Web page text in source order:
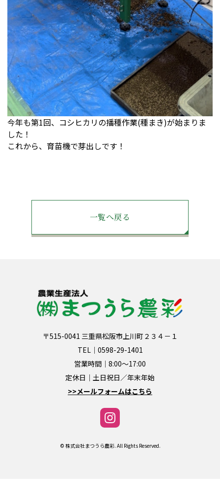
今年も第1回、コシヒカリの播種作業(種まき)が始まりま
した！
これから、育苗機で芽出しです！
一覧へ戻る
〒515-0041 三重県松阪市上川町２３４－１
TEL｜ 0598-29-1401
営業時間｜8:00～17:00
定休日｜土日祝日／年末年始
>>メールフォームはこちら
© 株式会社まつうら農彩. All Rights Reserved.